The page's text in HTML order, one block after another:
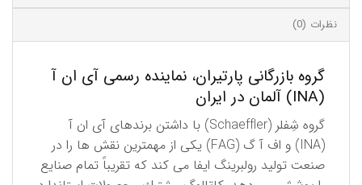
نظرات (0)
گروه بازرگانی پارتیران، نماینده رسمی آی ان آ
(INA) آلمان در ایران
گروه شِفلر (Schaeffler) با داشتن برندهای آی ان آ
(INA) و اف آ گ (FAG) یكی از مهمترین نقش ها را در
صنعت تولید رولبرینگ ایفا می کند كه تقریباً تمام صنایع